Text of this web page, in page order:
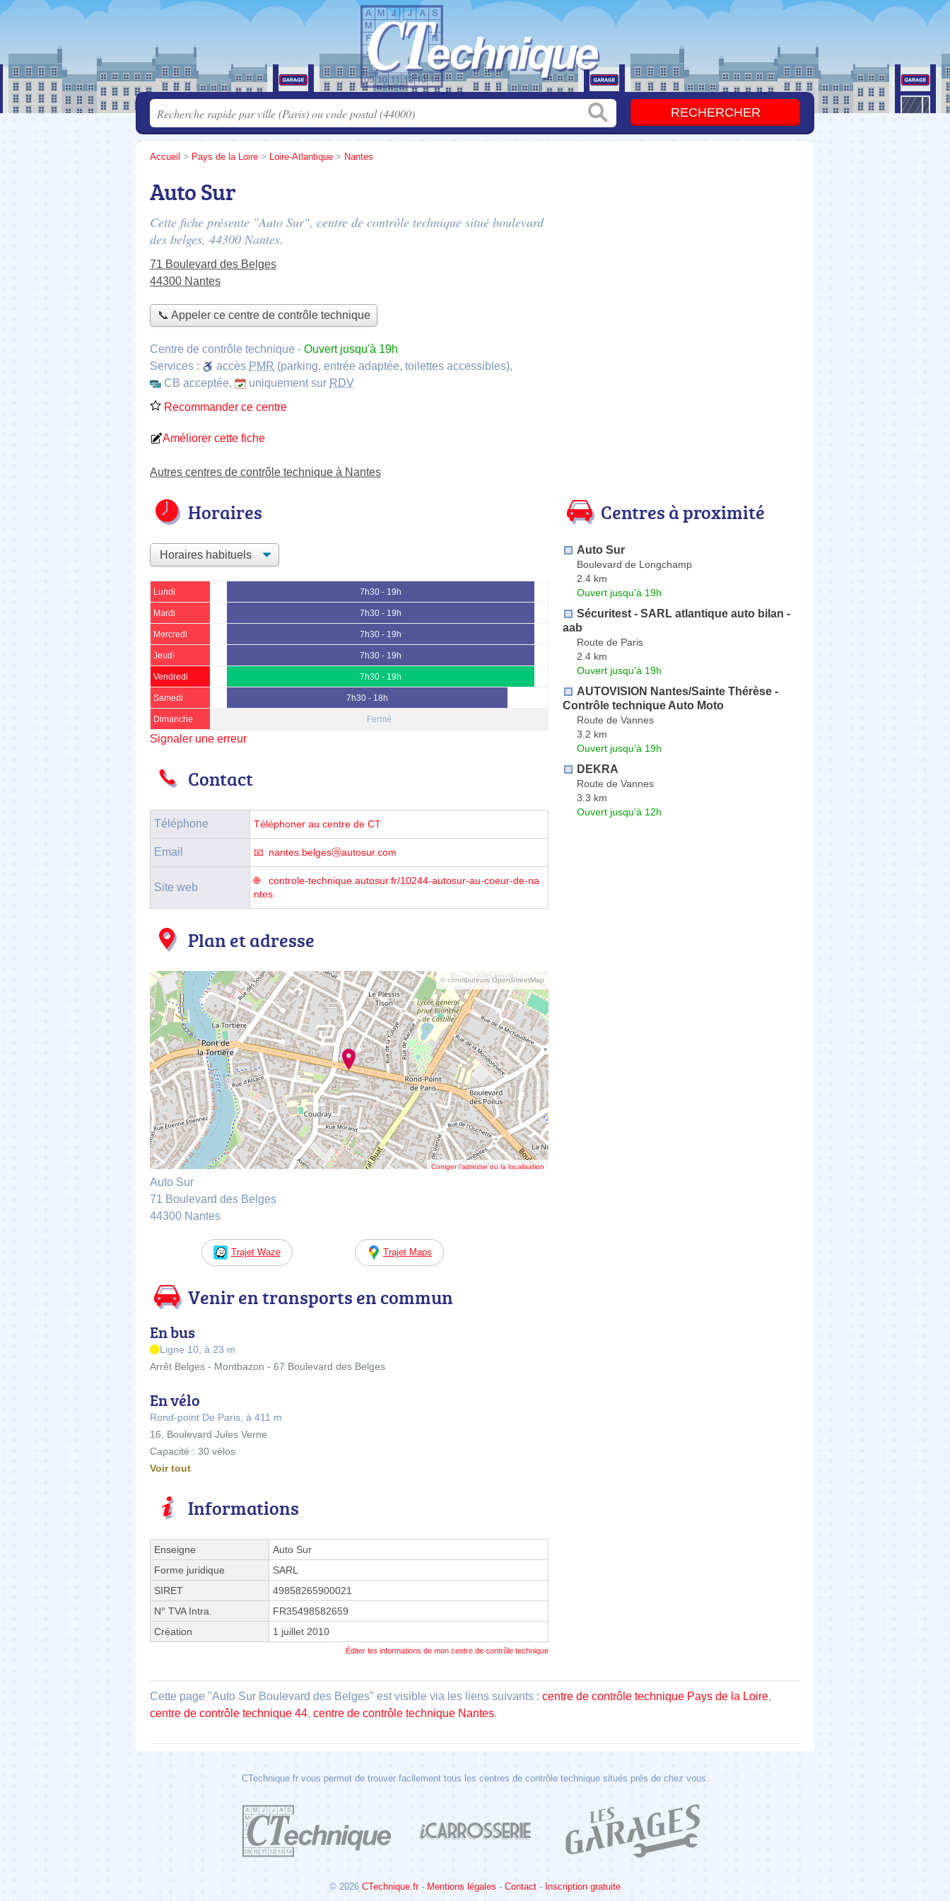
Accueil > Pays de la Loire > Loire-Atlantique > Nantes
Auto Sur
Cette fiche présente "Auto Sur", centre de contrôle technique situé boulevard
des belges, 44300 Nantes.
71 Boulevard des Belges
44300 Nantes
📞 Appeler ce centre de contrôle technique
Centre de contrôle technique - Ouvert jusqu'à 19h
Services :
accès PMR (parking, entrée adaptée, toilettes accessibles),
CB acceptée, uniquement sur RDV
Recommander ce centre
Améliorer cette fiche
Autres centres de contrôle technique à Nantes
Horaires
Lundi 7h30 - 19h
Mardi 7h30 - 19h
Mercredi 7h30 - 19h
Jeudi 7h30 - 19h
Vendredi 7h30 - 19h
Samedi 7h30 - 18h
Dimanche Fermé
Signaler une erreur
Contact
Téléphone Téléphoner au centre de CT
Email nantes.belgesⓐautosur.com
Site web
controle-technique.autosur.fr/10244-autosur-au-coeur-de-na
ntes
Plan et adresse
© contributeurs OpenStreetMap
Corriger l’adresse ou la localisation
Auto Sur
71 Boulevard des Belges
44300 Nantes
Trajet Waze Trajet Maps
Venir en transports en commun
En bus
Ligne 10, à 23 m
Arrêt Belges - Montbazon - 67 Boulevard des Belges
En vélo
Rond-point De Paris, à 411 m
16, Boulevard Jules Verne
Capacité : 30 vélos
Voir tout
Informations
Enseigne
Auto Sur
Forme juridique
SARL
SIRET
49858265900021
N° TVA Intra.
FR35498582659
Création
1 juillet 2010
Éditer les informations de mon centre de contrôle technique
Centres à proximité
Auto Sur
Boulevard de Longchamp
2.4 km
Ouvert jusqu'à 19h
Sécuritest - SARL atlantique auto bilan -
aab
Route de Paris
2.4 km
Ouvert jusqu'à 19h
AUTOVISION Nantes/Sainte Thérèse -
Contrôle technique Auto Moto
Route de Vannes
3.2 km
Ouvert jusqu'à 19h
DEKRA
Route de Vannes
3.3 km
Ouvert jusqu'à 12h
Cette page "Auto Sur Boulevard des Belges" est visible via les liens suivants : centre de contrôle technique Pays de la Loire,
centre de contrôle technique 44, centre de contrôle technique Nantes.
CTechnique.fr vous permet de trouver facilement tous les centres de contrôle technique situés près de chez vous.
© 2026 CTechnique.fr - Mentions légales - Contact - Inscription gratuite